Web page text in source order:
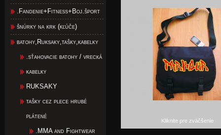
.Fandenie+Fitness+Boj.šport
šnúrky na krk (kľúče)
batohy,Ruksaky,tašky,kabelky
.sťahovacie batohy / vrecká
kabelky
RUKSAKY
tašky cez plece hrubé
plátené
.MMA and Fightwear
Kliknite pre zväčšenie